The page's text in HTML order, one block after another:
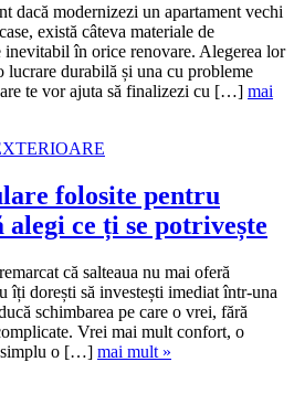
dacă modernizezi un apartament vechi
există câteva materiale de
inevitabil în orice renovare. Alegerea lor
lucrare durabilă și una cu probleme
te vor ajuta să finalizezi cu […] mai
folosite pentru
alegi ce ți se potrivește
că salteaua nu mai oferă
îți dorești să investești imediat într-una
schimbarea pe care o vrei, fără
Vrei mai mult confort, o
simplu o […] mai mult »